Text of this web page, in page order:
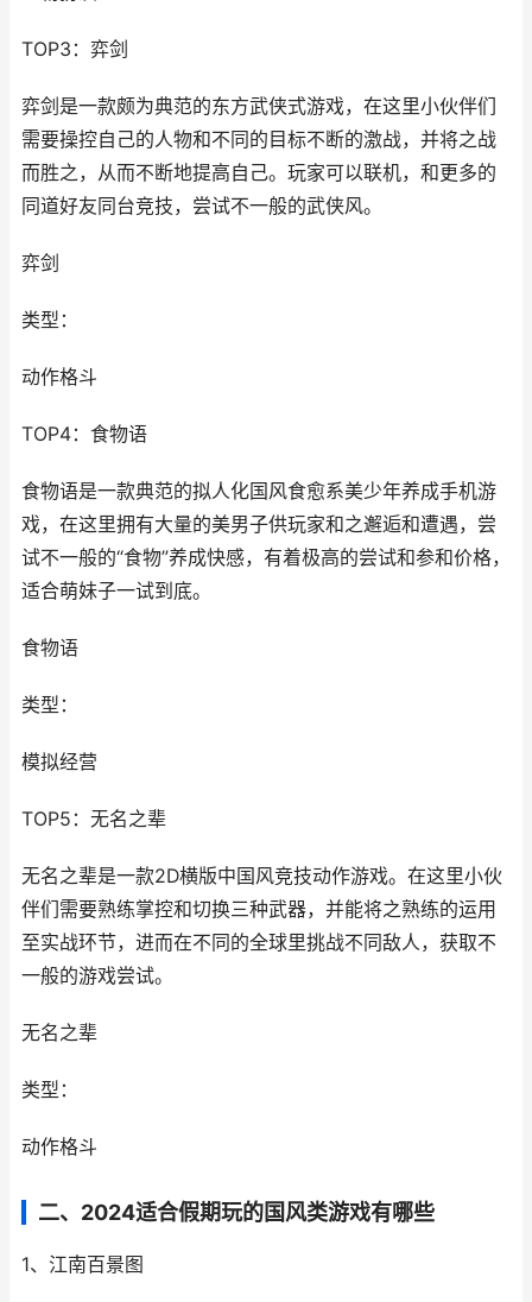
TOP3：弈剑
弈剑是一款颇为典范的东方武侠式游戏，在这里小伙伴们
需要操控自己的人物和不同的目标不断的激战，并将之战
而胜之，从而不断地提高自己。玩家可以联机，和更多的
同道好友同台竞技，尝试不一般的武侠风。
弈剑
类型：
动作格斗
TOP4：食物语
食物语是一款典范的拟人化国风食愈系美少年养成手机游
戏，在这里拥有大量的美男子供玩家和之邂逅和遭遇，尝
试不一般的“食物”养成快感，有着极高的尝试和参和价格，
适合萌妹子一试到底。
食物语
类型：
模拟经营
TOP5：无名之辈
无名之辈是一款2D横版中国风竞技动作游戏。在这里小伙
伴们需要熟练掌控和切换三种武器，并能将之熟练的运用
至实战环节，进而在不同的全球里挑战不同敌人，获取不
一般的游戏尝试。
无名之辈
类型：
动作格斗
二、2024适合假期玩的国风类游戏有哪些
1、江南百景图